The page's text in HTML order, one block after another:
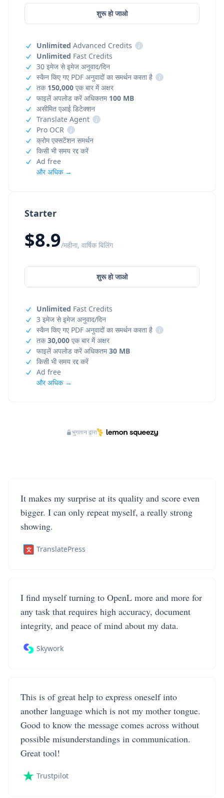
Starter
$8.9/महीना, वार्षिक बिलिंग
शुरू हो जाओ
Unlimited Fast Credits
3 इमेज से इमेज अनुवाद/दिन
स्कैन किए गए PDF अनुवादों का समर्थन करता है
i
तक30,000 एक बार में अक्षर
फाइलें अपलोड करें अधिकतम30 MB
किसी भी समय रद्द करें
Ad free
और अधिक →
शुरू हो जाओ
Unlimited Advanced Credits
i
Unlimited Fast Credits
30 इमेज से इमेज अनुवाद/दिन
स्कैन किए गए PDF अनुवादों का समर्थन करता है
i
तक 150,000 एक बार में अक्षर
फाइलें अपलोड करें अधिकतम 100 MB
असीमित एआई डिटेक्शन
Translate Agent
i
Pro OCR
i
क्रोम एक्सटेंशन समर्थन
किसी भी समय रद्द करें
Ad free
और अधिक →
भुगतान द्वारा
It makes my surprise at its quality and score even
bigger. I can only repeat myself, a really strong
showing.
TranslatePress
I find myself turning to OpenL more and more for
any task that requires high accuracy, document
integrity, and peace of mind about my data.
Skywork
This is of great help to express oneself into
another language which is not my mother tongue.
Good to know the message comes across without
possible misunderstandings in communication.
Great tool!
Trustpilot